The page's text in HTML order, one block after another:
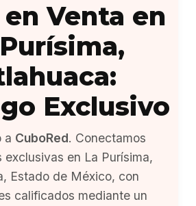
en Venta en
Exclusivo
a CuboRed. Conectamos
exclusivas en La Purísima,
Estado de México, con
calificados mediante un